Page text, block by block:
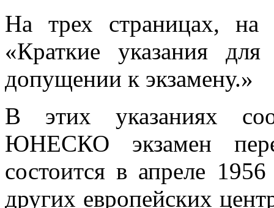
На трех страницах, на
«Краткие указания
допущении к экзамену.»
В этих указаниях
ЮНЕСКО экзамен
состоится в апреле
других европейских